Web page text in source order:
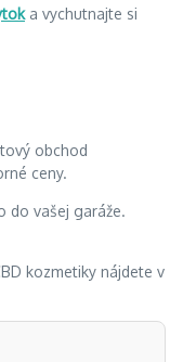
a vychutnajte si
obchod
ceny.
do vašej garáže.
kozmetiky nájdete v